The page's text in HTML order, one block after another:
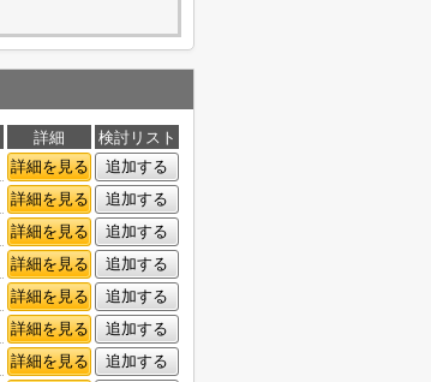
詳細
検討リスト
詳細を見る
追加する
詳細を見る
追加する
詳細を見る
追加する
詳細を見る
追加する
詳細を見る
追加する
詳細を見る
追加する
詳細を見る
追加する